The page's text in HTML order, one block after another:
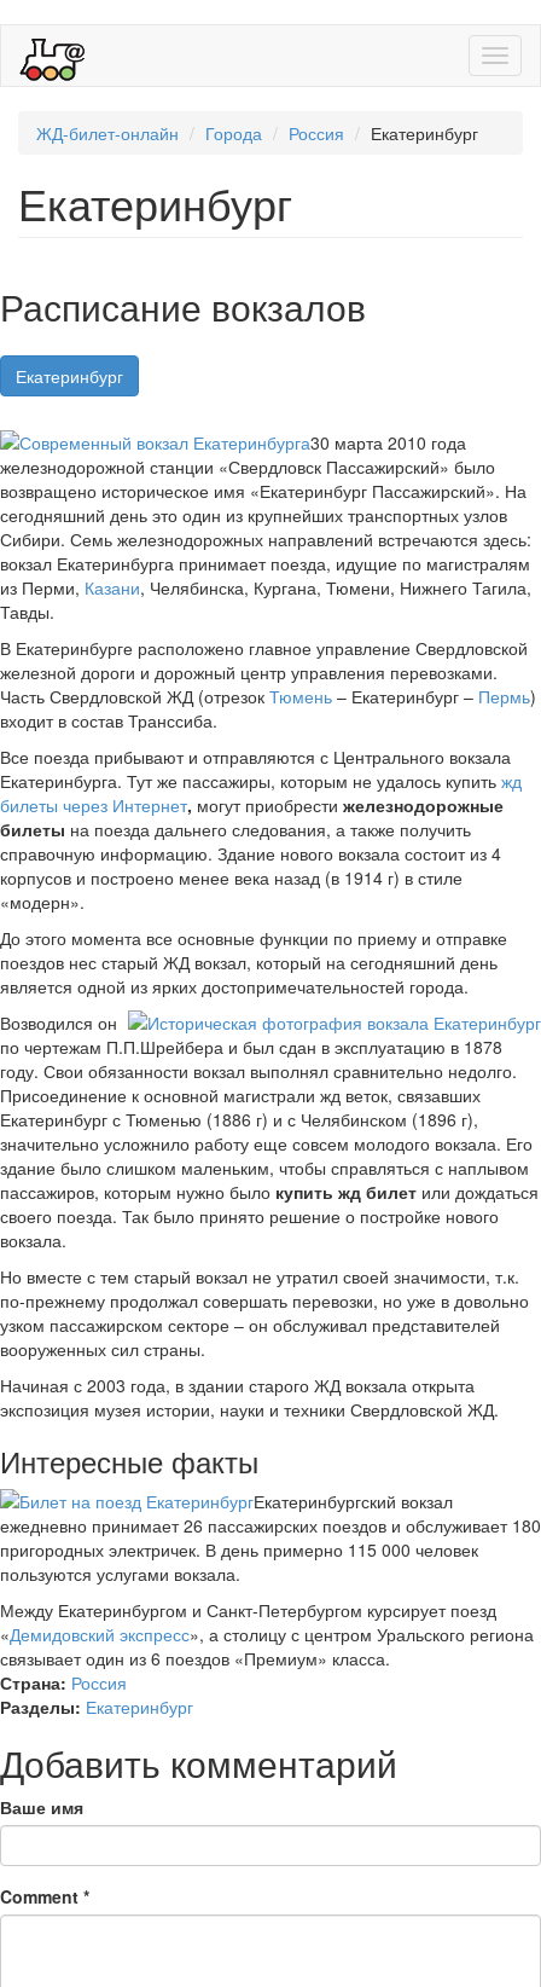
ЖД-билет-онлайн Города Россия Екатеринбург
Екатеринбург
Расписание вокзалов
Екатеринбург
30 марта 2010 года
железнодорожной станции «Свердловск Пассажирский» было
возвращено историческое имя «Екатеринбург Пассажирский». На
сегодняшний день это один из крупнейших транспортных узлов
Сибири. Семь железнодорожных направлений встречаются здесь:
вокзал Екатеринбурга принимает поезда, идущие по магистралям
из Перми, Казани, Челябинска, Кургана, Тюмени, Нижнего Тагила,
Тавды.
В Екатеринбурге расположено главное управление Свердловской
железной дороги и дорожный центр управления перевозками.
Часть Свердловской ЖД (отрезок Тюмень – Екатеринбург – Пермь)
входит в состав Транссиба.
Все поезда прибывают и отправляются с Центрального вокзала
Екатеринбурга. Тут же пассажиры, которым не удалось купить жд
билеты через Интернет, могут приобрести железнодорожные
билеты на поезда дальнего следования, а также получить
справочную информацию. Здание нового вокзала состоит из 4
корпусов и построено менее века назад (в 1914 г) в стиле
«модерн».
До этого момента все основные функции по приему и отправке
поездов нес старый ЖД вокзал, который на сегодняшний день
является одной из ярких достопримечательностей города.
Возводился он
по чертежам П.П.Шрейбера и был сдан в эксплуатацию в 1878
году. Свои обязанности вокзал выполнял сравнительно недолго.
Присоединение к основной магистрали жд веток, связавших
Екатеринбург с Тюменью (1886 г) и с Челябинском (1896 г),
значительно усложнило работу еще совсем молодого вокзала. Его
здание было слишком маленьким, чтобы справляться с наплывом
пассажиров, которым нужно было купить жд билет или дождаться
своего поезда. Так было принято решение о постройке нового
вокзала.
Но вместе с тем старый вокзал не утратил своей значимости, т.к.
по-прежнему продолжал совершать перевозки, но уже в довольно
узком пассажирском секторе – он обслуживал представителей
вооруженных сил страны.
Начиная с 2003 года, в здании старого ЖД вокзала открыта
экспозиция музея истории, науки и техники Свердловской ЖД.
Интересные факты
Екатеринбургский вокзал
ежедневно принимает 26 пассажирских поездов и обслуживает 180
пригородных электричек. В день примерно 115 000 человек
пользуются услугами вокзала.
Между Екатеринбургом и Санкт-Петербургом курсирует поезд
«Демидовский экспресс», а столицу с центром Уральского региона
связывает один из 6 поездов «Премиум» класса.
Страна: Россия
Разделы: Екатеринбург
Добавить комментарий
Ваше имя
Comment *